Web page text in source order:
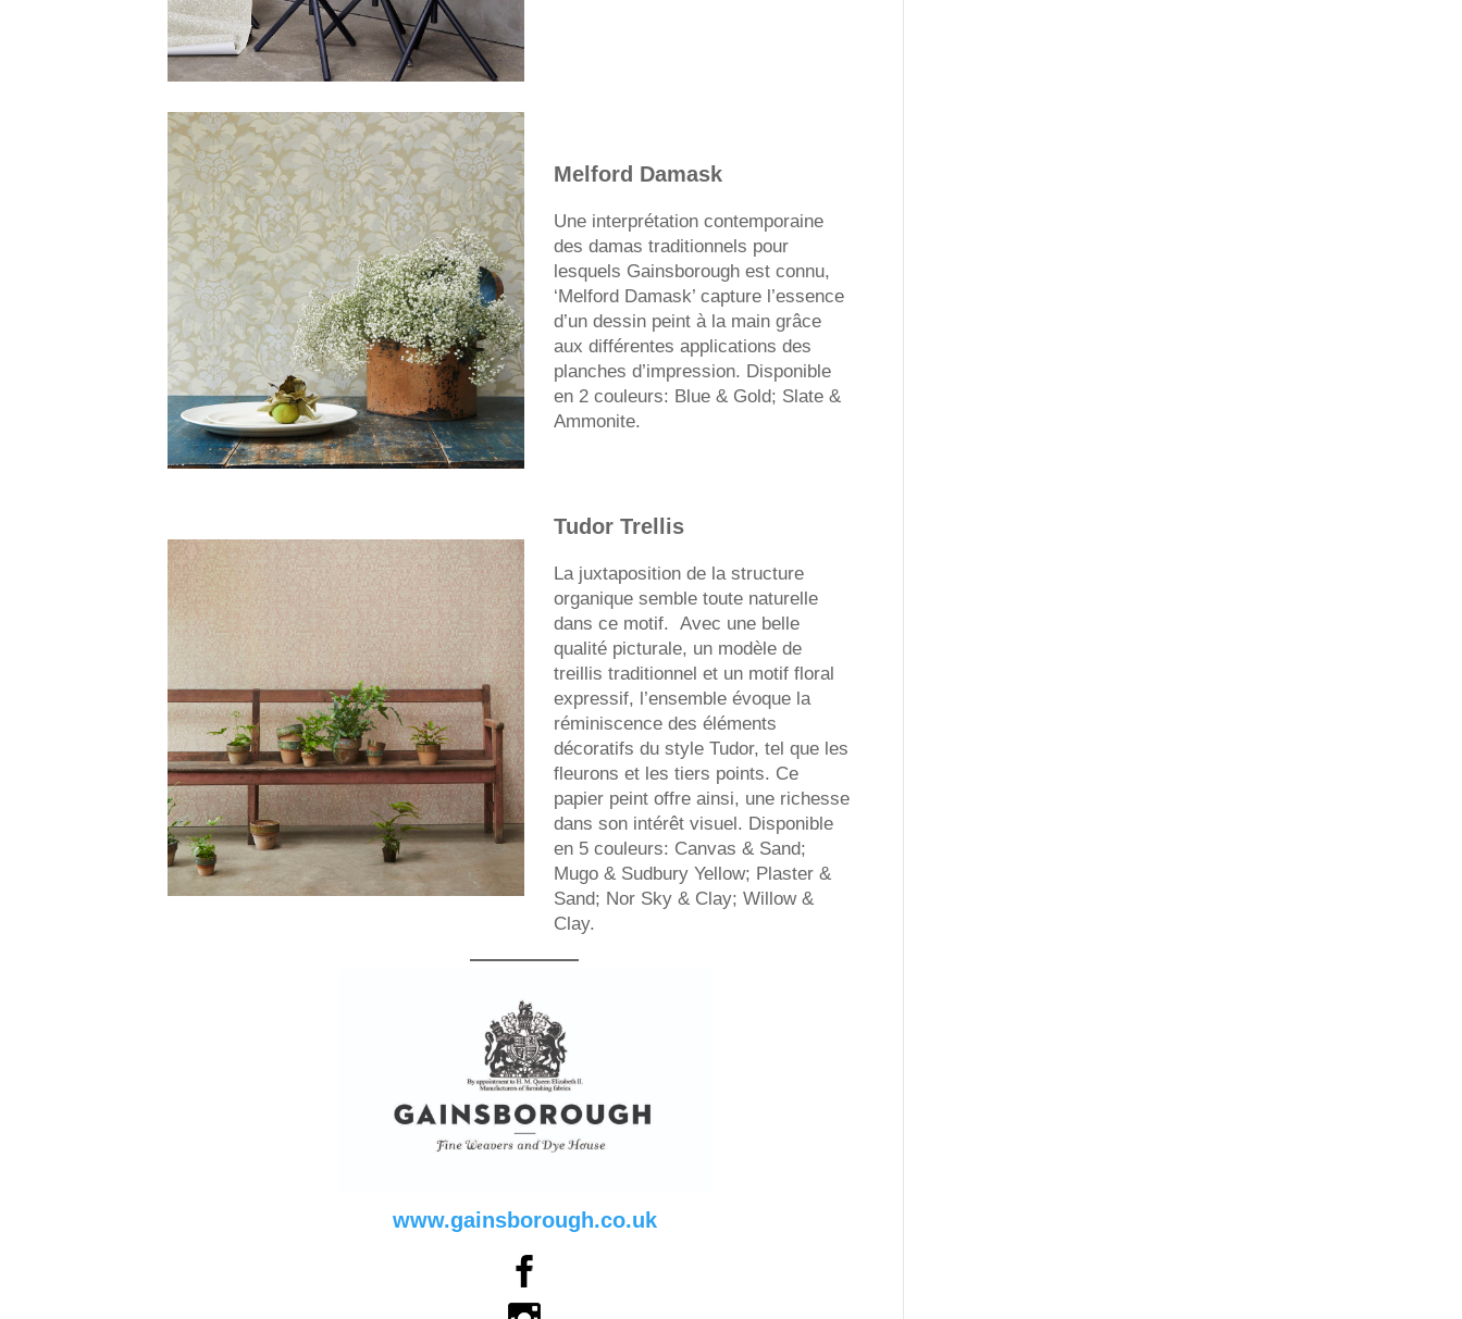
Melford Damask
Une interprétation contemporaine
des damas traditionnels pour
lesquels Gainsborough est connu,
‘Melford Damask’ capture l’essence
d’un dessin peint à la main grâce
aux différentes applications des
planches d’impression. Disponible
en 2 couleurs: Blue & Gold; Slate &
Ammonite.
Tudor Trellis
La juxtaposition de la structure
organique semble toute naturelle
dans ce motif. Avec une belle
qualité picturale, un modèle de
treillis traditionnel et un motif floral
expressif, l’ensemble évoque la
réminiscence des éléments
décoratifs du style Tudor, tel que les
fleurons et les tiers points. Ce
papier peint offre ainsi, une richesse
dans son intérêt visuel. Disponible
en 5 couleurs: Canvas & Sand;
Mugo & Sudbury Yellow; Plaster &
Sand; Nor Sky & Clay; Willow &
Clay.
www.gainsborough.co.uk